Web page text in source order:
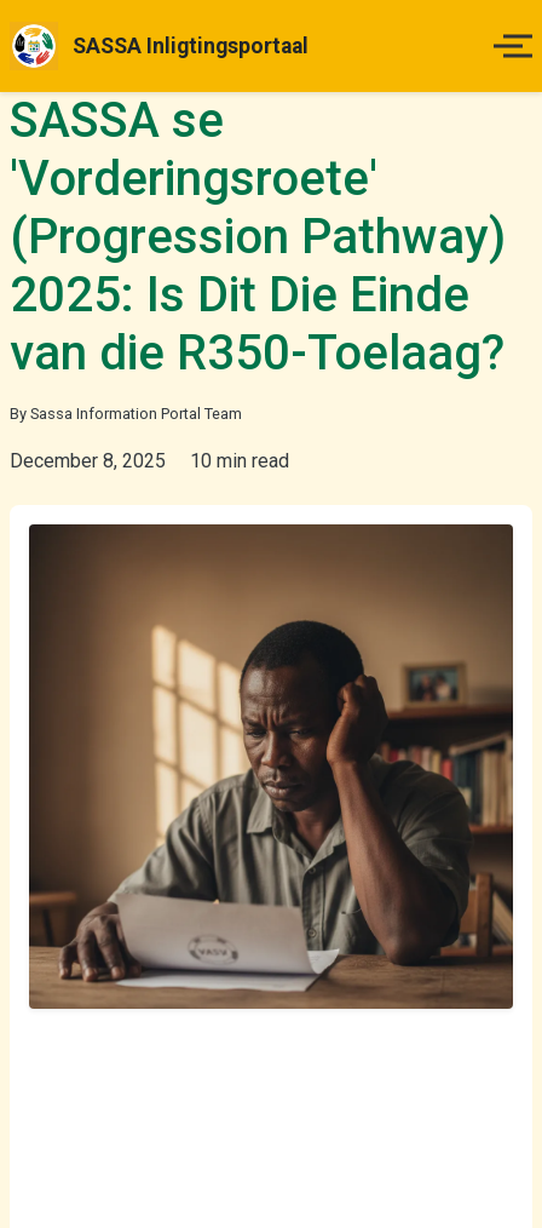
SASSA Inligtingsportaal
Tuisblad
Betalingsdatums
Status Kontrole
Nuus & Opdaterings
Meer
SASSA se
'Vorderingsroete'
(Progression Pathway)
2025: Is Dit Die Einde
van die R350-Toelaag?
By Sassa Information Portal Team
December 8, 2025 10 min read